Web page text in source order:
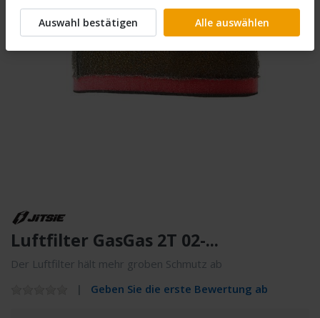
Luftfilter GasGas 2T 02-...
Der Luftfilter hält mehr groben Schmutz ab
Geben Sie die erste Bewertung ab
Auswahl bestätigen Alle auswählen